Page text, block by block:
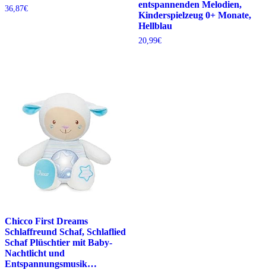
36,87€
entspannenden Melodien,
Kinderspielzeug 0+ Monate,
Hellblau
20,99€
Chicco First Dreams
Schlaffreund Schaf, Schlaflied
Schaf Plüschtier mit Baby-
Nachtlicht und
Entspannungsmusik…